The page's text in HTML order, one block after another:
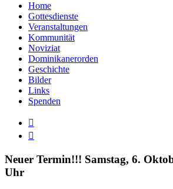
Home
Gottesdienste
Veranstaltungen
Kommunität
Noviziat
Dominikanerorden
Geschichte
Bilder
Links
Spenden
Zeige
grösseres
Bild


Neuer Termin!!! Samstag, 6.
Uhr